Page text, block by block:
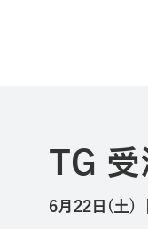
TG
6月22日(土)